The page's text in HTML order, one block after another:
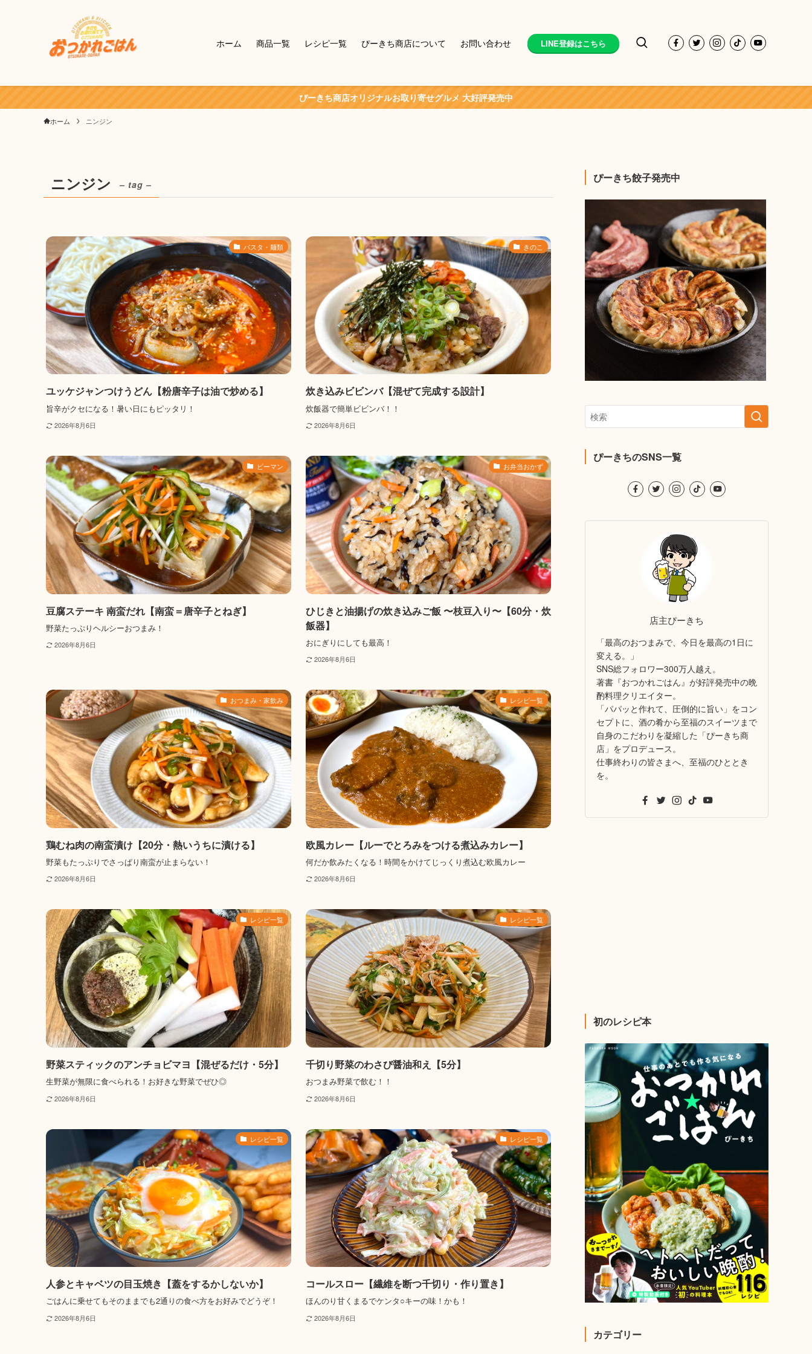
ホーム 商品一覧 レシピ一覧 ぴーきち商店について お問い合わせ LINE登録はこちら
ぴーきち商店オリジナルお取り寄せグルメ 大好評発売中
ホーム ニンジン
ニンジン – tag –
パスタ・麺類
ユッケジャンつけうどん【粉唐辛子は油で炒める】
旨辛がクセになる！暑い日にもピッタリ！
2026年8月6日
きのこ
炊き込みビビンバ【混ぜて完成する設計】
炊飯器で簡単ビビンバ！！
2026年8月6日
ピーマン
豆腐ステーキ 南蛮だれ【南蛮＝唐辛子とねぎ】
野菜たっぷりヘルシーおつまみ！
2026年8月6日
お弁当おかず
ひじきと油揚げの炊き込みご飯 〜枝豆入り〜【60分・炊
飯器】
おにぎりにしても最高！
2026年8月6日
おつまみ・家飲み
鶏むね肉の南蛮漬け【20分・熱いうちに漬ける】
野菜もたっぷりでさっぱり南蛮が止まらない！
2026年8月6日
レシピ一覧
欧風カレー【ルーでとろみをつける煮込みカレー】
何だか飲みたくなる！時間をかけてじっくり煮込む欧風カレー
2026年8月6日
レシピ一覧
野菜スティックのアンチョビマヨ【混ぜるだけ・5分】
生野菜が無限に食べられる！お好きな野菜でぜひ◎
2026年8月6日
レシピ一覧
千切り野菜のわさび醤油和え【5分】
おつまみ野菜で飲む！！
2026年8月6日
レシピ一覧
人参とキャベツの目玉焼き【蓋をするかしないか】
ごはんに乗せてもそのままでも2通りの食べ方をお好みでどうぞ！
2026年8月6日
レシピ一覧
コールスロー【繊維を断つ千切り・作り置き】
ほんのり甘くまるでケンタ○キーの味！かも！
2026年8月6日
ぴーきち餃子発売中
ぴーきちのSNS一覧
店主ぴーきち
「最高のおつまみで、今日を最高の1日に
変える。」
SNS総フォロワー300万人越え。
著書『おつかれごはん』が好評発売中の晩
酌料理クリエイター。
「パパッと作れて、圧倒的に旨い」をコン
セプトに、酒の肴から至福のスイーツまで
自身のこだわりを凝縮した「ぴーきち商
店」をプロデュース。
仕事終わりの皆さまへ、至福のひととき
を。
初のレシピ本
カテゴリー